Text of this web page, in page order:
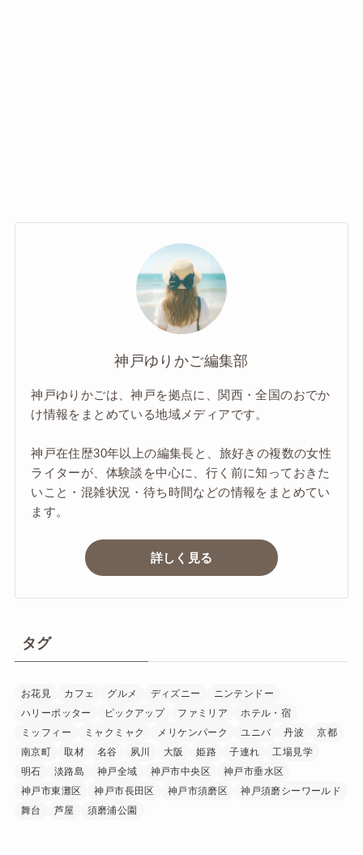
神戸ゆりかご編集部
神戸ゆりかごは、神戸を拠点に、関西・全国のおでか
け情報をまとめている地域メディアです。
神戸在住歴30年以上の編集長と、旅好きの複数の女性
ライターが、体験談を中心に、行く前に知っておきた
いこと・混雑状況・待ち時間などの情報をまとめてい
ます。
詳しく見る
タグ
お花見 カフェ グルメ ディズニー
ニンテンドー
ハリーポッター
ピックアップ ファミリア
ホテル・宿
ミッフィー
ミャクミャク メリケンパーク ユニバ 丹波
京都
南京町
取材 名谷 夙川 大阪 姫路 子連れ
工場見学
明石
淡路島 神戸全域 神戸市中央区
神戸市垂水区
神戸市東灘区
神戸市長田区 神戸市須磨区
神戸須磨シーワールド
舞台
芦屋 須磨浦公園